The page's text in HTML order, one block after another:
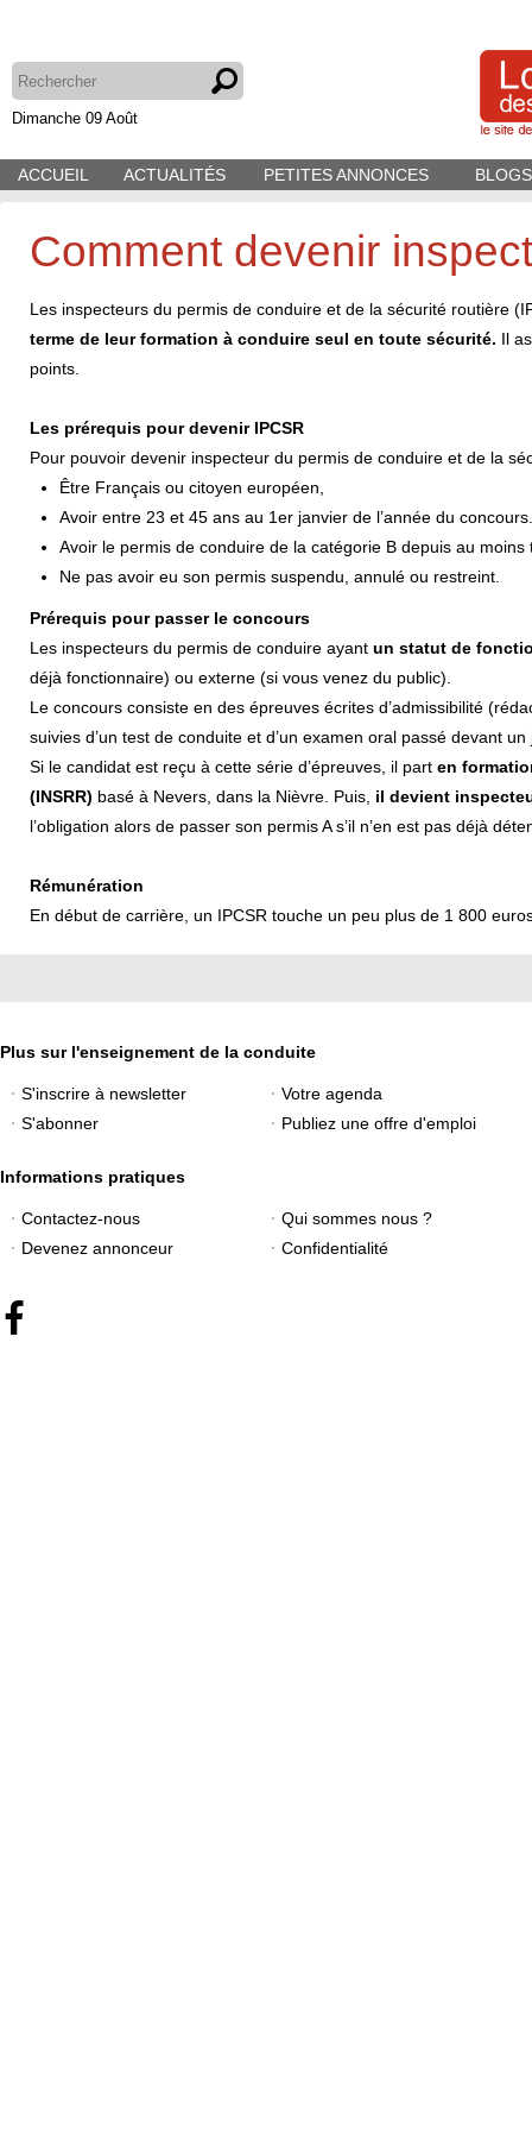
Dimanche 09 Août
ACCUEIL ACTUALITÉS PETITES ANNONCES
Comment devenir
Les inspecteurs du permis de conduire et de la sécurité routière
terme de leur formation à conduire seul en toute sécurité. Il
points.
Les prérequis pour devenir IPCSR
Pour pouvoir devenir inspecteur du permis de conduire et de la
Être Français ou citoyen européen,
Avoir entre 23 et 45 ans au 1er janvier de l’année du
Avoir le permis de conduire de la catégorie B depuis au moins
Ne pas avoir eu son permis suspendu, annulé ou restreint.
Prérequis pour passer le concours
Les inspecteurs du permis de conduire ayant un statut de
déjà fonctionnaire) ou externe (si vous venez du public).
Le concours consiste en des épreuves écrites d’admissibilité
suivies d’un test de conduite et d’un examen oral passé devant un
Si le candidat est reçu à cette série d’épreuves, il part en
(INSRR) basé à Nevers, dans la Nièvre. Puis, il devient
l’obligation alors de passer son permis A s’il n’en est pas déjà
Rémunération
En début de carrière, un IPCSR touche un peu plus de 1 800
Plus sur l'enseignement de la conduite
S'inscrire à newsletter
Votre agenda
S'abonner
Publiez une offre d'emploi
Informations pratiques
Contactez-nous
Qui sommes nous ?
Devenez annonceur
Confidentialité